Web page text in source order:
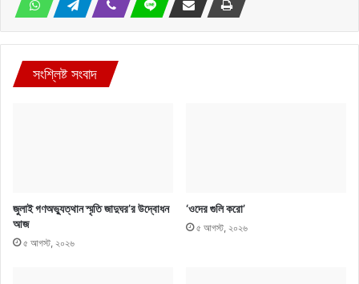
সংশ্লিষ্ট সংবাদ
জুলাই গণঅভ্যুত্থান স্মৃতি জাদুঘর’র উদ্বোধন
আজ
৫ আগস্ট, ২০২৬
‘ওদের গুলি করো’
৫ আগস্ট, ২০২৬